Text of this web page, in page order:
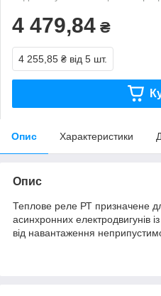
4 479,84 ₴
4 255,85 ₴ від 5 шт.
Опис Характеристики
Опис
Теплове реле РТ призначене
асинхронних електродвигунів
від навантаження